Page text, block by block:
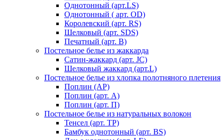
Однотонный (арт.LS)
Однотонный ( арт. OD)
Королевский (арт. RS)
Шелковый (арт. SDS)
Печатный (арт. В)
Постельное белье из жаккарда
Сатин-жаккард (арт. JC)
Шелковый жаккард (арт.L)
Постельное белье из хлопка полотняного плетения
Поплин (AP)
Поплин (арт. А)
Поплин (арт. П)
Постельное белье из натуральных волокон
Тенсел (арт. ТР)
Бамбук однотонный (арт. BS)